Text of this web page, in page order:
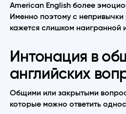
American English более
Именно поэтому с непривычки
кажется слишком наигранной
Интонация в
английских
Общими или закрытыми
которые можно ответить